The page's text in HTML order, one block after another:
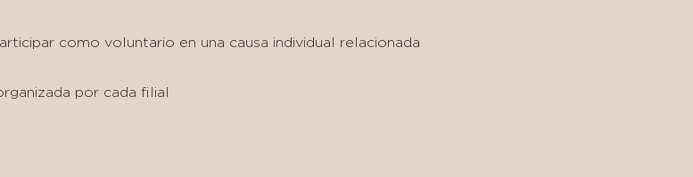
como voluntario en una causa individual relacionada
por cada filial